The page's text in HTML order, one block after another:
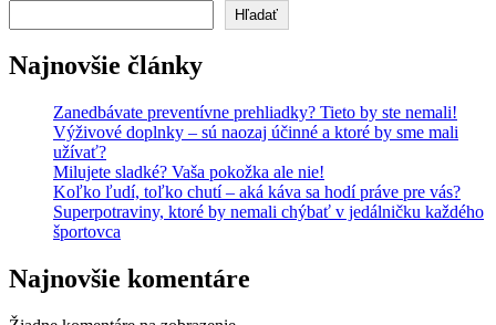
Hľadať
Najnovšie články
Zanedbávate preventívne prehliadky? Tieto by ste nemali!
Výživové doplnky – sú naozaj účinné a ktoré by sme mali
užívať?
Milujete sladké? Vaša pokožka ale nie!
Koľko ľudí, toľko chutí – aká káva sa hodí práve pre vás?
Superpotraviny, ktoré by nemali chýbať v jedálničku každého
športovca
Najnovšie komentáre